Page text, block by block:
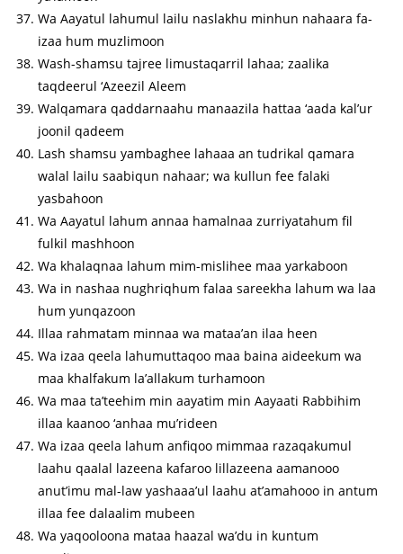
Wa Aayatul lahumul lailu naslakhu minhun nahaara fa-
izaa hum muzlimoon
Wash-shamsu tajree limustaqarril lahaa; zaalika
taqdeerul ‘Azeezil Aleem
Walqamara qaddarnaahu manaazila hattaa ‘aada kal’ur
joonil qadeem
Lash shamsu yambaghee lahaaa an tudrikal qamara
walal lailu saabiqun nahaar; wa kullun fee falaki
yasbahoon
Wa Aayatul lahum annaa hamalnaa zurriyatahum fil
fulkil mashhoon
Wa khalaqnaa lahum mim-mislihee maa yarkaboon
Wa in nashaa nughriqhum falaa sareekha lahum wa laa
hum yunqazoon
Illaa rahmatam minnaa wa mataa’an ilaa heen
Wa izaa qeela lahumuttaqoo maa baina aideekum wa
maa khalfakum la’allakum turhamoon
Wa maa ta’teehim min aayatim min Aayaati Rabbihim
illaa kaanoo ‘anhaa mu’rideen
Wa izaa qeela lahum anfiqoo mimmaa razaqakumul
laahu qaalal lazeena kafaroo lillazeena aamanooo
anut’imu mal-law yashaaa’ul laahu at’amahooo in antum
illaa fee dalaalim mubeen
Wa yaqooloona mataa haazal wa’du in kuntum